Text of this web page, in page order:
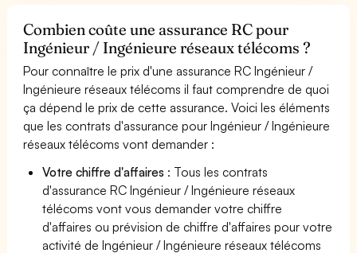
Combien coûte une assurance RC pour
Ingénieur / Ingénieure réseaux télécoms ?
Pour connaître le prix d'une assurance RC Ingénieur /
Ingénieure réseaux télécoms il faut comprendre de quoi
ça dépend le prix de cette assurance. Voici les éléments
que les contrats d'assurance pour Ingénieur / Ingénieure
réseaux télécoms vont demander :
Votre chiffre d'affaires : Tous les contrats
d'assurance RC Ingénieur / Ingénieure réseaux
télécoms vont vous demander votre chiffre
d'affaires ou prévision de chiffre d'affaires pour votre
activité de Ingénieur / Ingénieure réseaux télécoms